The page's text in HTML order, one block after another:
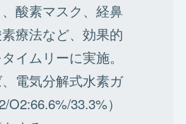
酸素マスク、経鼻
療法など、効果的
イムリーに実施。
電気分解式水素ガ
O2:66.6%/33.3%）